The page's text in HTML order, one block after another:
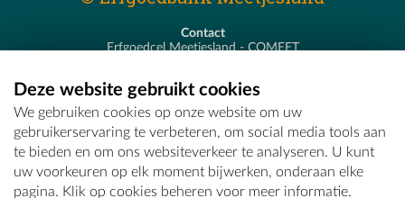
Contact
Erfgoedcel Meetjesland - COMEET
T - 09 373 75 96
E -erfgoedcel@comeet.be
Deze website gebruikt cookies
We gebruiken cookies op onze website om uw
gebruikerservaring te verbeteren, om social media tools aan
te bieden en om ons websiteverkeer te analyseren. U kunt
uw voorkeuren op elk moment bijwerken, onderaan elke
pagina. Klik op cookies beheren voor meer informatie.